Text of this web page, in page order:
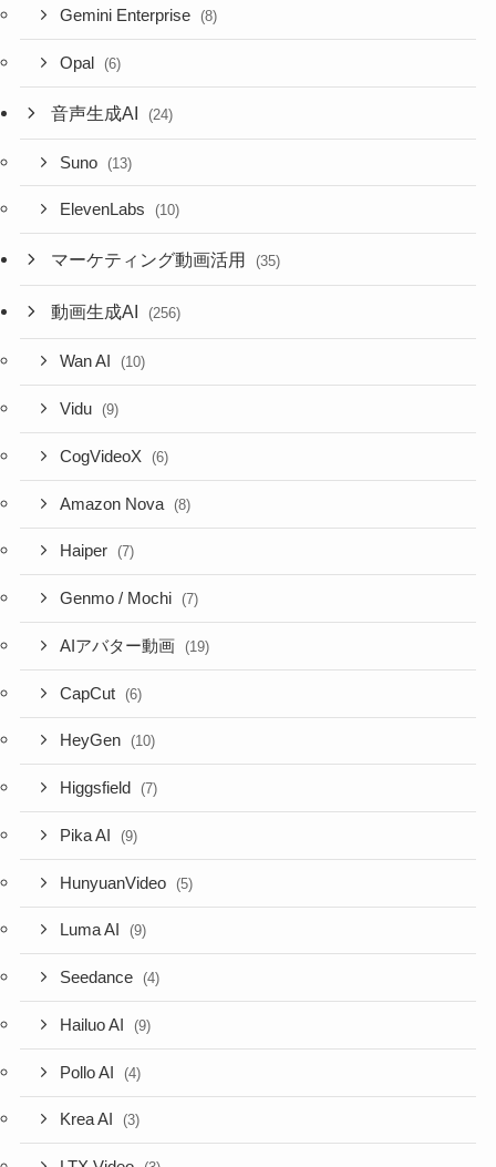
Gemini Enterprise (8)
Opal (6)
音声生成AI (24)
Suno (13)
ElevenLabs (10)
マーケティング動画活用 (35)
動画生成AI (256)
Wan AI (10)
Vidu (9)
CogVideoX (6)
Amazon Nova (8)
Haiper (7)
Genmo / Mochi (7)
AIアバター動画 (19)
CapCut (6)
HeyGen (10)
Higgsfield (7)
Pika AI (9)
HunyuanVideo (5)
Luma AI (9)
Seedance (4)
Hailuo AI (9)
Pollo AI (4)
Krea AI (3)